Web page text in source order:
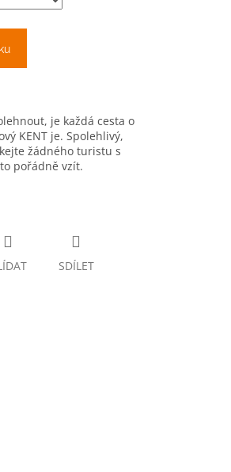
je každá cesta o
KENT je. Spolehlivý,
žádného turistu s
pořádně vzít.
SDÍLET